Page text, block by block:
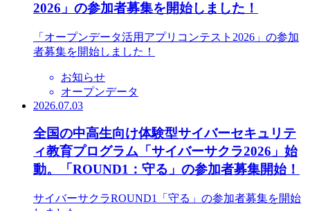
2026」の参加者募集を開始しました！
「オープンデータ活用アプリコンテスト2026」の参加
者募集を開始しました！
お知らせ
オープンデータ
2026.07.03
全国の中高生向け体験型サイバーセキュリテ
ィ教育プログラム「サイバーサクラ2026」始
動。「ROUND1：守る」の参加者募集開始！
サイバーサクラROUND1「守る」の参加者募集を開始